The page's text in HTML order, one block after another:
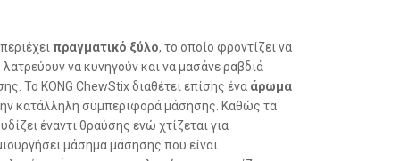
πραγματικό ξύλο, το οποίο φροντίζει να
να κυνηγούν και να μασάνε ραβδιά
Το KONG ChewStix διαθέτει επίσης ένα άρωμα
κατάλληλη συμπεριφορά μάσησης. Καθώς τα
έναντι θραύσης ενώ χτίζεται για
μάσημα μάσησης που είναι